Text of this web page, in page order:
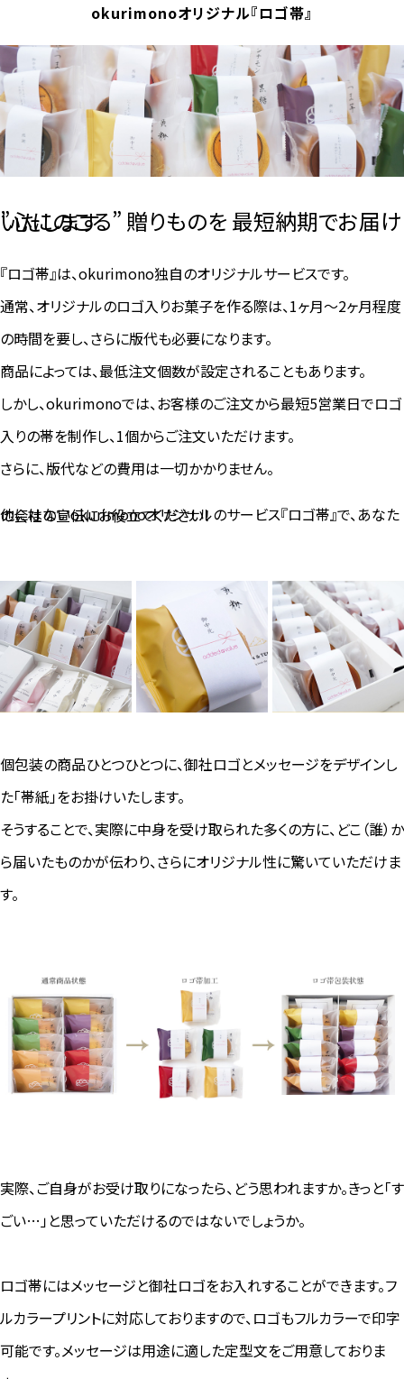
okurimonoオリジナル『ロゴ帯』
”心にのこる” 贈りものを 最短納期でお届けいたします
『ロゴ帯』は、okurimono独自のオリジナルサービスです。
通常、オリジナルのロゴ入りお菓子を作る際は、1ヶ月～2ヶ月程度
の時間を要し、さらに版代も必要になります。
商品によっては、最低注文個数が設定されることもあります。
しかし、okurimonoでは、お客様のご注文から最短5営業日でロゴ
入りの帯を制作し、1個からご注文いただけます。
さらに、版代などの費用は一切かかりません。
他にはないokurimonoオリジナルのサービス『ロゴ帯』で、あなたの会社の宣伝にお役立てください！
個包装の商品ひとつひとつに、御社ロゴとメッセージをデザインし
た「帯紙」をお掛けいたします。
そうすることで、実際に中身を受け取られた多くの方に、どこ（誰）か
ら届いたものかが伝わり、さらにオリジナル性に驚いていただけま
す。
実際、ご自身がお受け取りになったら、どう思われますか。きっと「す
ごい…」と思っていただけるのではないでしょうか。
ロゴ帯にはメッセージと御社ロゴをお入れすることができます。フ
ルカラープリントに対応しておりますので、ロゴもフルカラーで印字
可能です。メッセージは用途に適した定型文をご用意しておりま